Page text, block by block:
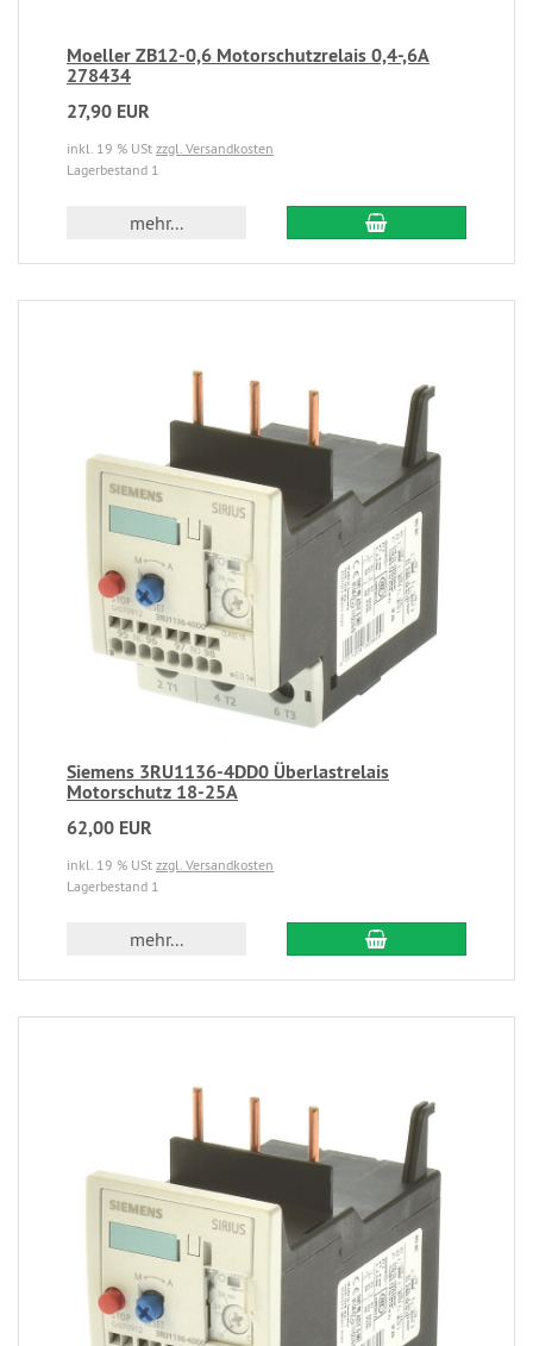
Moeller ZB12-0,6 Motorschutzrelais 0,4-,6A
278434
27,90 EUR
inkl. 19 % USt zzgl. Versandkosten
Lagerbestand 1
mehr...
Siemens 3RU1136-4DD0 Überlastrelais
Motorschutz 18-25A
62,00 EUR
inkl. 19 % USt zzgl. Versandkosten
Lagerbestand 1
mehr...